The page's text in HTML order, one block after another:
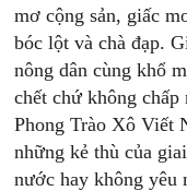
mơ cộng sản, giấc
bóc lột và chà đạp.
nông dân cùng khổ
chết chứ không
Phong Trào Xô Viết
những kẻ thù của
nước hay không yêu